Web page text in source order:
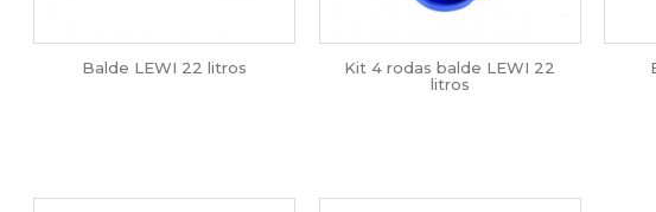
Balde LEWI 22 litros
Kit 4 rodas balde LEWI 22
litros